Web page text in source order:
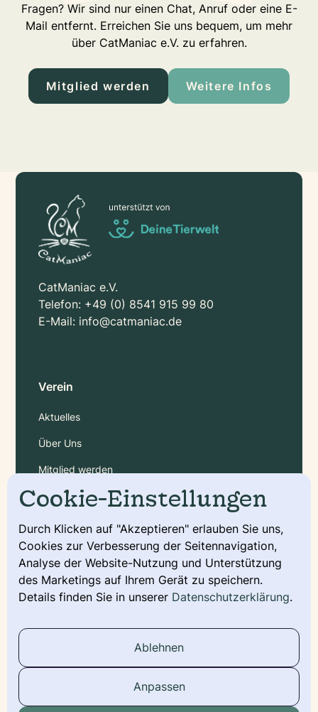
Fragen? Wir sind nur einen Chat, Anruf oder eine E-
Mail entfernt. Erreichen Sie uns bequem, um mehr
über CatManiac e.V. zu erfahren.
Mitglied werden Weitere Infos
CatManiac e.V.
Telefon: +49 (0) 8541 915 99 80
E-Mail: info@catmaniac.de
Verein
Aktuelles
Über Uns
Mitglied werden
Gebühren
Service
Deckmeldung
Urkunde beantragen
Wurfmeldung
Social Media
Cookie-Einstellungen
Durch Klicken auf "Akzeptieren" erlauben Sie uns,
Cookies zur Verbesserung der Seitennavigation,
Analyse der Website-Nutzung und Unterstützung
des Marketings auf Ihrem Gerät zu speichern.
Details finden Sie in unserer Datenschutzerklärung.
Ablehnen
Anpassen